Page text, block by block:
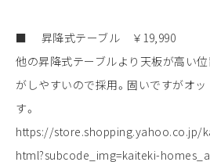
■ 昇降式テーブル ￥19,990
他の昇降式テーブルより天板が高い
がしやすいので採用。固いですがオ
す。
https://store.shopping.yahoo.co.jp/
html?subcode_img=kaiteki-